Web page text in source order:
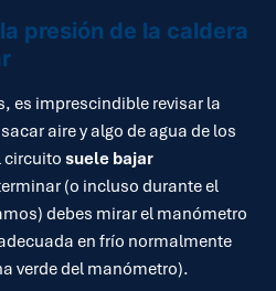
presión de la caldera
es imprescindible revisar la
aire y algo de agua de los
circuito suele bajar
(o incluso durante el
debes mirar el manómetro
en frío normalmente
verde del manómetro).